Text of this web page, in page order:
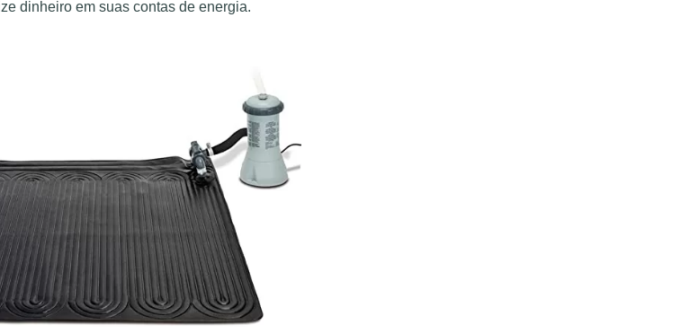
dinheiro em suas contas de energia.